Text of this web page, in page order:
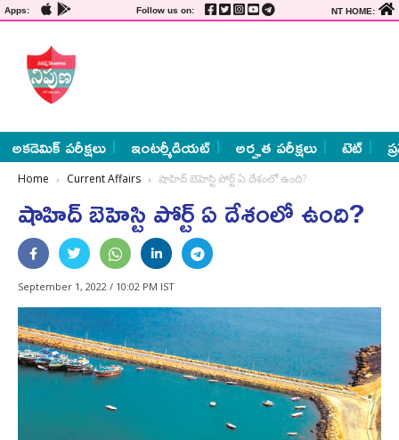
Apps: Follow us on: NT HOME:
అకడెమిక్ పరీక్షలు ఇంటర్మీడియట్ అర్హత పరీక్షలు టెట్
Home Current Affairs షాహిద్‌ బెహెస్టి పోర్ట్ ఏ దేశంలో ఉంది?
షాహిద్‌ బెహెస్టి పోర్ట్ ఏ దేశంలో ఉంది?
September 1, 2022 / 10:02 PM IST